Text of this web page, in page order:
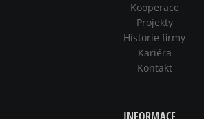
Kooperace
Projekty
Historie firmy
Kariéra
Kontakt